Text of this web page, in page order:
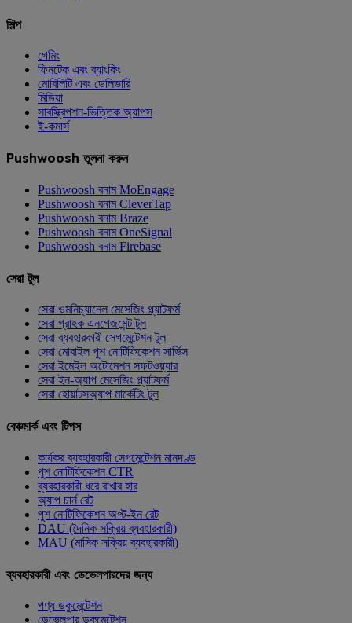
শিল্প
গেমিং
ফিনটেক এবং ব্যাংকিং
মোবিলিটি এবং ডেলিভারি
মিডিয়া
সাবস্ক্রিপশন-ভিত্তিক অ্যাপস
ই-কমার্স
Pushwoosh তুলনা করুন
Pushwoosh বনাম MoEngage
Pushwoosh বনাম CleverTap
Pushwoosh বনাম Braze
Pushwoosh বনাম OneSignal
Pushwoosh বনাম Firebase
সেরা টুল
সেরা ওমনিচ্যানেল মেসেজিং প্ল্যাটফর্ম
সেরা গ্রাহক এনগেজমেন্ট টুল
সেরা ব্যবহারকারী সেগমেন্টেশন টুল
সেরা মোবাইল পুশ নোটিফিকেশন সার্ভিস
সেরা ইমেইল অটোমেশন সফটওয়্যার
সেরা ইন-অ্যাপ মেসেজিং প্ল্যাটফর্ম
সেরা হোয়াটসঅ্যাপ মার্কেটিং টুল
বেঞ্চমার্ক এবং টিপস
কার্যকর ব্যবহারকারী সেগমেন্টেশন মানদণ্ড
পুশ নোটিফিকেশন CTR
ব্যবহারকারী ধরে রাখার হার
অ্যাপ চার্ন রেট
পুশ নোটিফিকেশন অপ্ট-ইন রেট
DAU (দৈনিক সক্রিয় ব্যবহারকারী)
MAU (মাসিক সক্রিয় ব্যবহারকারী)
ব্যবহারকারী এবং ডেভেলপারদের জন্য
পণ্য ডকুমেন্টেশন
ডেভেলপার ডকুমেন্টেশন